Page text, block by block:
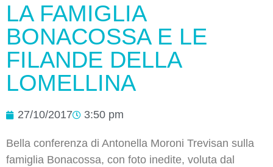
LA FAMIGLIA
BONACOSSA E LE
FILANDE DELLA
LOMELLINA
27/10/2017 3:50 pm
Bella conferenza di Antonella Moroni Trevisan sulla
famiglia Bonacossa, con foto inedite, voluta dal